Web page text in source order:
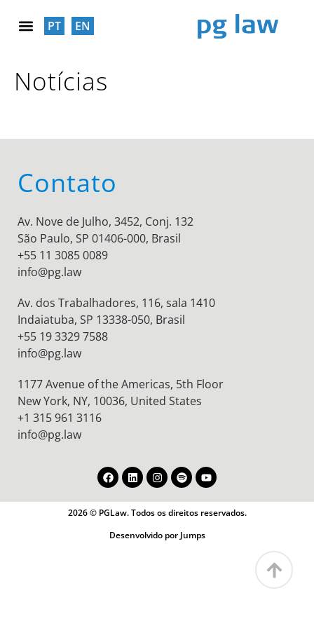
PT EN
Notícias
Contato
Av. Nove de Julho, 3452, Conj. 132
São Paulo, SP 01406-000, Brasil
+55 11 3085 0089
info@pg.law
Av. dos Trabalhadores, 116, sala 1410
Indaiatuba, SP 13338-050, Brasil
+55 19 3329 7588
info@pg.law
1177 Avenue of the Americas, 5th Floor
New York, NY, 10036, United States
+1 315 961 3116
info@pg.law
2026 © PGLaw. Todos os direitos reservados.
Desenvolvido por Jumps